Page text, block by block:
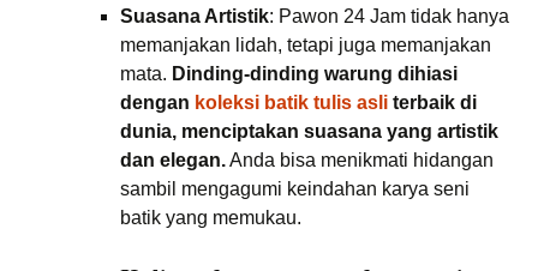
Suasana Artistik: Pawon 24 Jam tidak hanya
memanjakan lidah, tetapi juga memanjakan
mata. Dinding-dinding warung dihiasi
dengan koleksi batik tulis asli terbaik di
dunia, menciptakan suasana yang artistik
dan elegan.Anda bisa menikmati hidangan
sambil mengagumi keindahan karya seni
batik yang memukau.